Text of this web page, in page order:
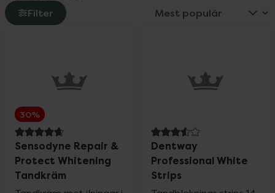
Filter
30%
4.8 av 5 i omdöme
Sensodyne Repair &
Protect Whitening
Tandkräm
3.6 av 5 i omdöme
Dentway
Professional White
Strips